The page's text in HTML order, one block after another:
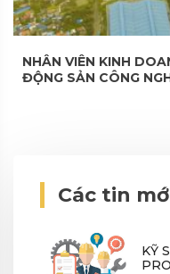
NHÂN VIÊN KINH
ĐỘNG SẢN CÔNG
Các tin
KỸ